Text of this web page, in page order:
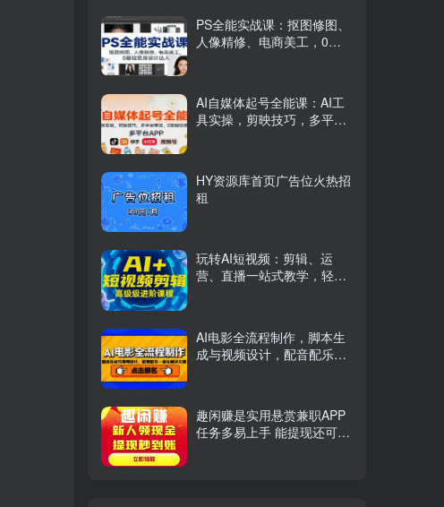
PS全能实战课：抠图修图、
人像精修、电商美工，0基
AI自媒体起号全能课：AI工
具实操，剪映技巧，多平台
HY资源库首页广告位火热招
租
玩转AI短视频：剪辑、运
营、直播一站式教学，轻松
AI电影全流程制作，脚本生
成与视频设计，配音配乐一
趣闲赚是实用悬赏兼职APP
任务多易上手 能提现还可邀